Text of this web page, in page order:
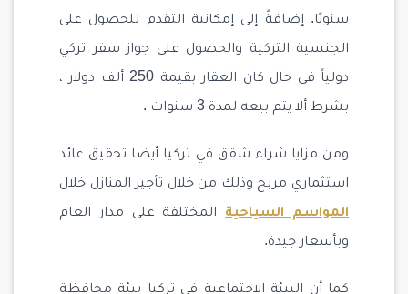
سنويًا. إضافةً إلى إمكانية التقدم للحصول على
الجنسية التركية والحصول على جواز سفر تركي
دولياً في حال كان العقار بقيمة 250 ألف دولار ،
بشرط ألا يتم بيعه لمدة 3 سنوات .
ومن مزايا شراء شقق في تركيا أيضا تحقيق عائد
استثماري مربح وذلك من خلال تأجير المنازل خلال
المواسم السياحيةالمختلفة على مدار العام
وبأسعار جيدة.
كما أن البيئة الاجتماعية في تركيا بيئة محافظة